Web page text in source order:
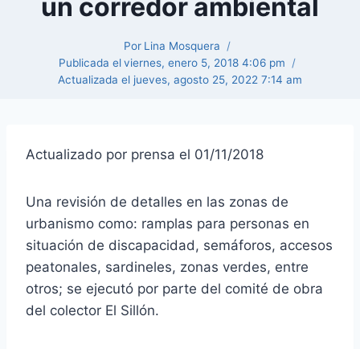
un corredor ambiental
Por Lina Mosquera
Publicada elviernes, enero 5, 2018 4:06 pm
Actualizada el jueves, agosto 25, 2022 7:14 am
Actualizado por prensa el 01/11/2018
Una revisión de detalles en las zonas de
urbanismo como: ramplas para personas en
situación de discapacidad, semáforos, accesos
peatonales, sardineles, zonas verdes, entre
otros; se ejecutó por parte del comité de obra
del colector El Sillón.